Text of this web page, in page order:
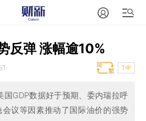
反弹 涨幅逾10%
T中
国GDP数据好于预期、委内瑞拉呼
会议等因素推动了国际油价的强势